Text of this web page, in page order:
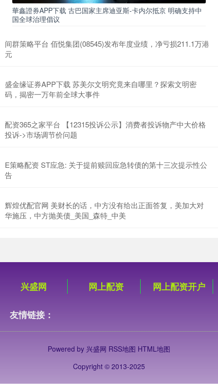
華鑫證券APP下载 古巴国家主席迪亚斯-卡内尔抵京 明确支持中
国全球治理倡议
间群策略平台 佰悦集团(08545)发布年度业绩，净亏损211.1万港
元
盛金缘证券APP下载 苏美尔文明究竟来自哪里？探索文明密
码，揭密一万年前全球大事件
配资365之家平台 【12315投诉公示】消费者投诉物产中大价格
投诉->市场调节价问题
E策略配资 ST应急: 关于提前赎回应急转债的第十三次提示性公
告
辉煌优配官网 美财长的话，中方没有给出正面答复，美加大对
华施压，中方抛美债_美国_森特_中美
兴盛网 网上配资 网上配资开户
友情链接：
Powered by 兴盛网 RSS地图 HTML地图
Copyright © 2013-2025